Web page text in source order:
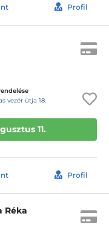
Profil
vezér útja 18.
11.
Profil
Réka